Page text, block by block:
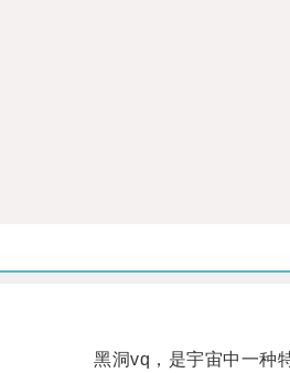
黑洞vq，是宇宙中一种特